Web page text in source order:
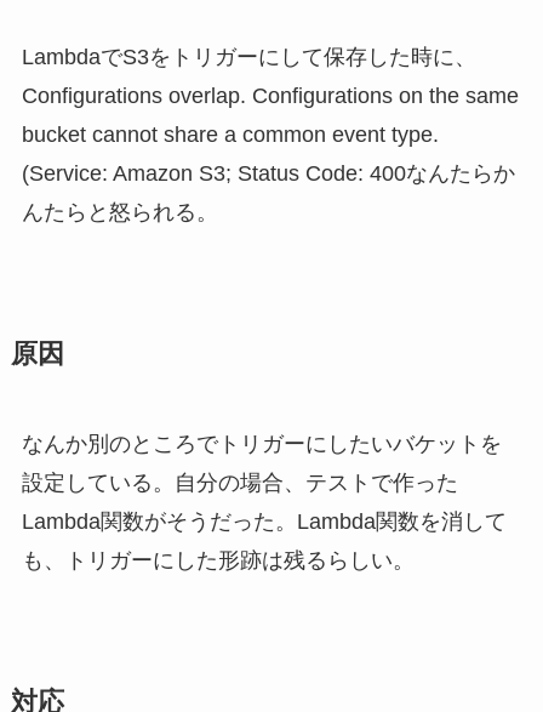
LambdaでS3をトリガーにして保存した時に、
Configurations overlap. Configurations on the same
bucket cannot share a common event type.
(Service: Amazon S3; Status Code: 400なんたらか
んたらと怒られる。
原因
なんか別のところでトリガーにしたいバケットを
設定している。自分の場合、テストで作った
Lambda関数がそうだった。Lambda関数を消して
も、トリガーにした形跡は残るらしい。
対応